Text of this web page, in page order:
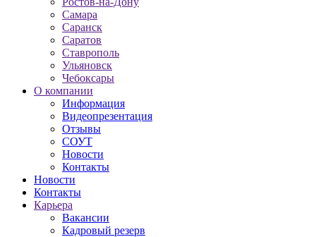
Самара
Саранск
Саратов
Ставрополь
Ульяновск
Чебоксары
О компании
Информация
Видеопрезентация
Отзывы
СОУТ
Новости
Контакты
Новости
Контакты
Карьера
Вакансии
Кадровый резерв